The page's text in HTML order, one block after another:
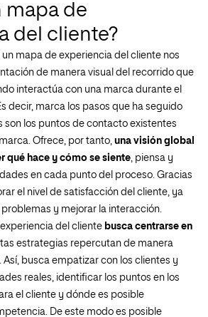
mapa de
del cliente?
mapa de experiencia del cliente nos
de manera visual del recorrido que
interactúa con una marca durante el
decir, marca los pasos que ha seguido
son los puntos de contacto existentes
Ofrece, por tanto, una visión global
qué hace y cómo se siente, piensa y
en cada punto del proceso. Gracias
el nivel de satisfacción del cliente, ya
y mejorar la interacción.
del cliente busca centrarse en
estrategias repercutan de manera
Así, busca empatizar con los clientes y
reales, identificar los puntos en los
el cliente y dónde es posible
De este modo es posible